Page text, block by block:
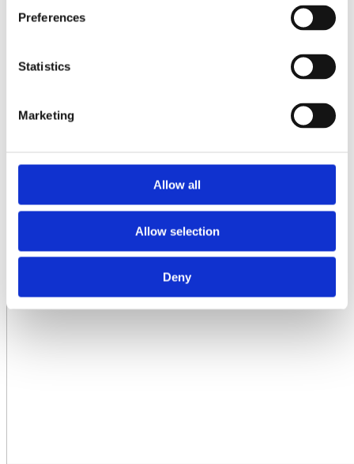
Preferences
Statistics
Marketing
Allow all
Allow selection
Deny